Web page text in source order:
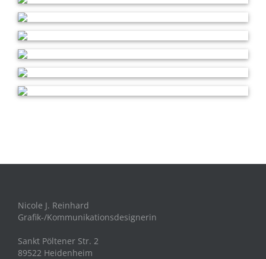
Nicole J. Reinhard
Grafik-/Kommunikationsdesignerin
Sankt Pöltener Str. 2
89522 Heidenheim